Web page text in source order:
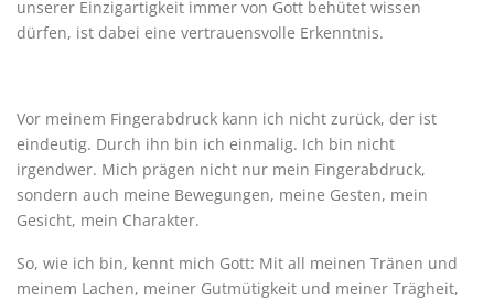
unserer Einzigartigkeit immer von Gott behütet wissen
dürfen, ist dabei eine vertrauensvolle Erkenntnis.
Vor meinem Fingerabdruck kann ich nicht zurück, der ist
eindeutig. Durch ihn bin ich einmalig. Ich bin nicht
irgendwer. Mich prägen nicht nur mein Fingerabdruck,
sondern auch meine Bewegungen, meine Gesten, mein
Gesicht, mein Charakter.
So, wie ich bin, kennt mich Gott: Mit all meinen Tränen und
meinem Lachen, meiner Gutmütigkeit und meiner Trägheit,